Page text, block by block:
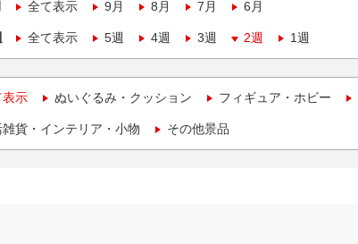
全て表示 9月 8月 7月 6月
全て表示 5週 4週 3週 2週 1週
表示 ぬいぐるみ・クッション フィギュア・ホビー
貨・インテリア・小物 その他景品